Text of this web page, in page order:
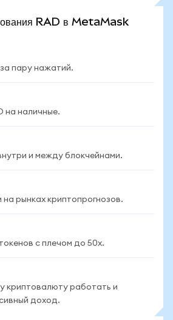
RAD в MetaMask
пару нажатий.
на наличные.
и между блокчейнами.
на рынках криптопрогнозов.
с плечом до 50x.
криптовалюту работать и
доход.